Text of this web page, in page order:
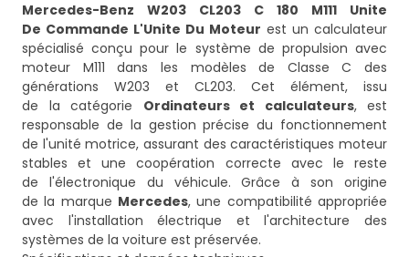
Mercedes-Benz W203 CL203 C 180 M111 Unite
De Commande L'Unite Du Moteur est un calculateur
spécialisé conçu pour le système de propulsion avec
moteur M111 dans les modèles de Classe C des
générations W203 et CL203. Cet élément, issu
de la catégorie Ordinateurs et calculateurs, est
responsable de la gestion précise du fonctionnement
de l'unité motrice, assurant des caractéristiques moteur
stables et une coopération correcte avec le reste
de l'électronique du véhicule. Grâce à son origine
de la marque Mercedes, une compatibilité appropriée
avec l'installation électrique et l'architecture des
systèmes de la voiture est préservée.